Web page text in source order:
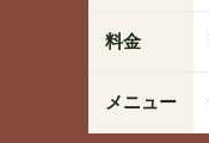
料金
メニュー